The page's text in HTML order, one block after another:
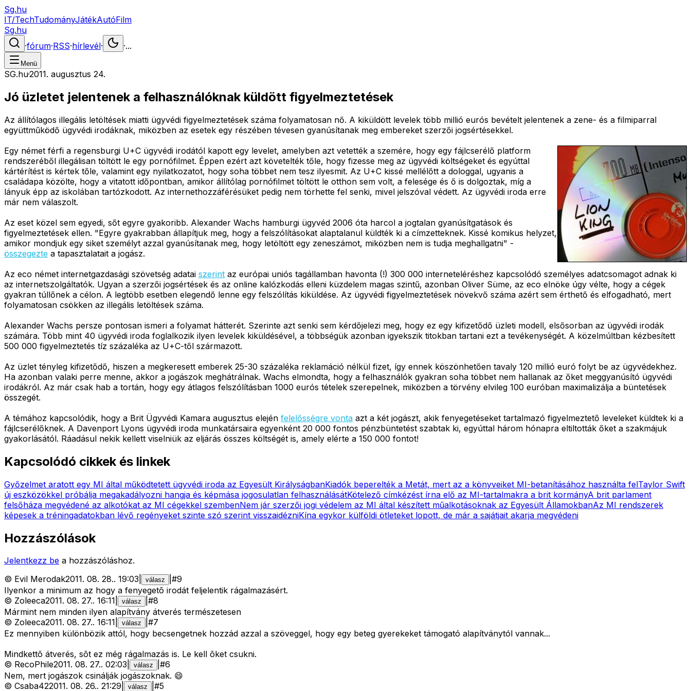
Sg.hu
IT/TechTudományJátékAutóFilm
Sg.hu
·fórum·RSS·hírlevél· ·...
Menü
SG.hu·2011. augusztus 24.
Jó üzletet jelentenek a felhasználóknak küldött figyelmeztetések
Az állítólagos illegális letöltések miatti ügyvédi figyelmeztetések száma folyamatosan nő. A kiküldött levelek több millió eurós bevételt jelentenek a zene- és a filmiparral
együttműködő ügyvédi irodáknak, miközben az esetek egy részében tévesen gyanúsítanak meg embereket szerzői jogsértésekkel.
Egy német férfi a regensburgi U+C ügyvédi irodától kapott egy levelet, amelyben azt vetették a szemére, hogy egy fájlcserélő platform
rendszeréből illegálisan töltött le egy pornófilmet. Éppen ezért azt követelték tőle, hogy fizesse meg az ügyvédi költségeket és egyúttal
kártérítést is kértek tőle, valamint egy nyilatkozatot, hogy soha többet nem tesz ilyesmit. Az U+C kissé mellélőtt a dologgal, ugyanis a
családapa közölte, hogy a vitatott időpontban, amikor állítólag pornófilmet töltött le otthon sem volt, a felesége és ő is dolgoztak, míg a
lányuk épp az iskolában tartózkodott. Az internethozzáférésüket pedig nem törhette fel senki, mivel jelszóval védett. Az ügyvédi iroda erre
már nem válaszolt.
Az eset közel sem egyedi, sőt egyre gyakoribb. Alexander Wachs hamburgi ügyvéd 2006 óta harcol a jogtalan gyanúsítgatások és
figyelmeztetések ellen. "Egyre gyakrabban állapítjuk meg, hogy a felszólításokat alaptalanul küldték ki a címzetteknek. Kissé komikus helyzet,
amikor mondjuk egy siket személyt azzal gyanúsítanak meg, hogy letöltött egy zeneszámot, miközben nem is tudja meghallgatni" -
összegezte a tapasztalatait a jogász.
Az eco német internetgazdasági szövetség adatai szerint az európai uniós tagállamban havonta (!) 300 000 interneteléréshez kapcsolódó személyes adatcsomagot adnak ki
az internetszolgáltatók. Ugyan a szerzői jogsértések és az online kalózkodás elleni küzdelem magas szintű, azonban Oliver Süme, az eco elnöke úgy vélte, hogy a cégek
gyakran túllőnek a célon. A legtöbb esetben elegendő lenne egy felszólítás kiküldése. Az ügyvédi figyelmeztetések növekvő száma azért sem érthető és elfogadható, mert
folyamatosan csökken az illegális letöltések száma.
Alexander Wachs persze pontosan ismeri a folyamat hátterét. Szerinte azt senki sem kérdőjelezi meg, hogy ez egy kifizetődő üzleti modell, elsősorban az ügyvédi irodák
számára. Több mint 40 ügyvédi iroda foglalkozik ilyen levelek kiküldésével, a többségük azonban igyekszik titokban tartani ezt a tevékenységét. A közelmúltban kézbesített
500 000 figyelmeztetés tíz százaléka az U+C-től származott.
Az üzlet tényleg kifizetődő, hiszen a megkeresett emberek 25-30 százaléka reklamáció nélkül fizet, így ennek köszönhetően tavaly 120 millió euró folyt be az ügyvédekhez.
Ha azonban valaki perre menne, akkor a jogászok meghátrálnak. Wachs elmondta, hogy a felhasználók gyakran soha többet nem hallanak az őket meggyanúsító ügyvédi
irodákról. Az már csak hab a tortán, hogy egy átlagos felszólításban 1000 eurós tételek szerepelnek, miközben a törvény elvileg 100 euróban maximalizálja a büntetések
összegét.
A témához kapcsolódik, hogy a Brit Ügyvédi Kamara augusztus elején felelősségre vonta azt a két jogászt, akik fenyegetéseket tartalmazó figyelmeztető leveleket küldtek ki a
fájlcserélőknek. A Davenport Lyons ügyvédi iroda munkatársaira egyenként 20 000 fontos pénzbüntetést szabtak ki, egyúttal három hónapra eltiltották őket a szakmájuk
gyakorlásától. Ráadásul nekik kellett viselniük az eljárás összes költségét is, amely elérte a 150 000 fontot!
Kapcsolódó cikkek és linkek
Győzelmet aratott egy MI által működtetett ügyvédi iroda az Egyesült KirályságbanKiadók beperelték a Metát, mert az a könyveiket MI-betanításához használta felTaylor Swift
új eszközökkel próbálja megakadályozni hangja és képmása jogosulatlan felhasználásátKötelező címkézést írna elő az MI-tartalmakra a brit kormányA brit parlament
felsőháza megvédené az alkotókat az MI cégekkel szembenNem jár szerzői jogi védelem az MI által készített műalkotásoknak az Egyesült ÁllamokbanAz MI rendszerek
képesek a tréningadatokban lévő regényeket szinte szó szerint visszaidézniKína egykor külföldi ötleteket lopott, de már a sajátjait akarja megvédeni
Hozzászólások
Jelentkezz be a hozzászóláshoz.
© Evil Merodak2011. 08. 28.. 19:03 válasz #9
Ilyenkor a minimum az hogy a fenyegetõ irodát feljelentik rágalmazásért.
© Zoleeca2011. 08. 27.. 16:11 válasz #8
Mármint nem minden ilyen alapítvány átverés természetesen
© Zoleeca2011. 08. 27.. 16:11 válasz #7
Ez mennyiben különbözik attól, hogy becsengetnek hozzád azzal a szöveggel, hogy egy beteg gyerekeket támogató alapítványtól vannak...
Mindkettõ átverés, sõt ez még rágalmazás is. Le kell õket csukni.
© RecoPhile2011. 08. 27.. 02:03 válasz #6
Nem, mert jogászok csinálják jogászoknak. 😄
© Csaba422011. 08. 26.. 21:29 válasz #5